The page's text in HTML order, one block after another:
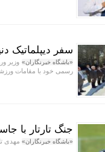
سفر دیپلماتیک
«باشگاه خبرنگاران» وزیر
رسمی خود با مقامات
جنگ تارتار با
«باشگاه خبرنگاران» مهدی